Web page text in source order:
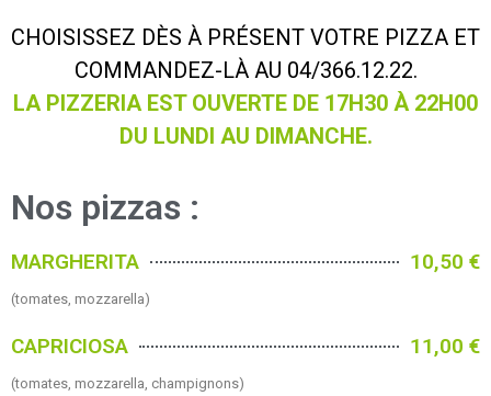
CHOISISSEZ DÈS À PRÉSENT VOTRE PIZZA ET
COMMANDEZ-LÀ AU 04/366.12.22.
LA PIZZERIA EST OUVERTE DE 17H30 À 22H00
DU LUNDI AU DIMANCHE.
Nos pizzas :
MARGHERITA 10,50 €
(tomates, mozzarella)
CAPRICIOSA 11,00 €
(tomates, mozzarella, champignons)